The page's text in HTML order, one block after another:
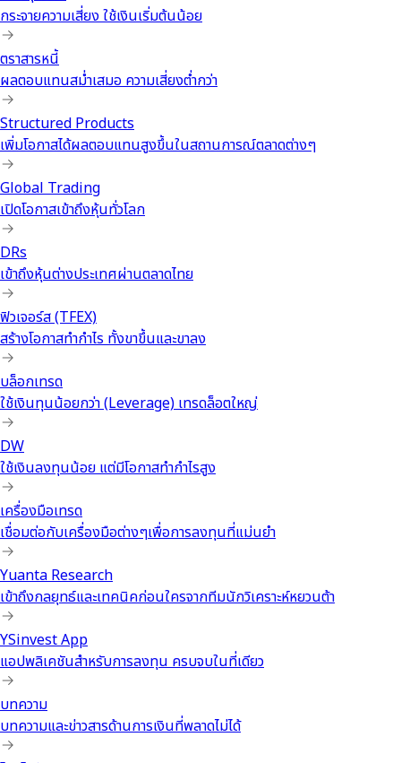
กระจายความเสี่ยง ใช้เงินเริ่มต้นน้อย
ตราสารหนี้
ผลตอบแทนสม่ำเสมอ ความเสี่ยงต่ำกว่า
Structured Products
เพิ่มโอกาสได้ผลตอบแทนสูงขึ้นในสถานการณ์ตลาดต่างๆ
Global Trading
เปิดโอกาสเข้าถึงหุ้นทั่วโลก
DRs
เข้าถึงหุ้นต่างประเทศผ่านตลาดไทย
ฟิวเจอร์ส (TFEX)
สร้างโอกาสทำกำไร ทั้งขาขึ้นและขาลง
บล็อกเทรด
ใช้เงินทุนน้อยกว่า (Leverage) เทรดล็อตใหญ่
DW
ใช้เงินลงทุนน้อย แต่มีโอกาสทำกำไรสูง
เครื่องมือเทรด
เชื่อมต่อกับเครื่องมือต่างๆเพื่อการลงทุนที่แม่นยำ
Yuanta Research
เข้าถึงกลยุทธ์และเทคนิคก่อนใครจากทีมนักวิเคราะห์หยวนต้า
YSinvest App
แอปพลิเคชันสำหรับการลงทุน ครบจบในที่เดียว
บทความ
บทความและข่าวสารด้านการเงินที่พลาดไม่ได้